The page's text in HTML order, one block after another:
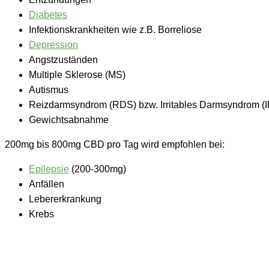
Diabetes
Infektionskrankheiten wie z.B. Borreliose
Depression
Angstzuständen
Multiple Sklerose (MS)
Autismus
Reizdarmsyndrom (RDS) bzw. Irritables Darmsyndrom
Gewichtsabnahme
200mg bis 800mg CBD pro Tag wird empfohlen bei:
Epilepsie (200-300mg)
Anfällen
Lebererkrankung
Krebs